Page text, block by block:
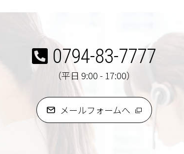
0794-83-7777
（平日 9:00 - 17:00）
メールフォームへ